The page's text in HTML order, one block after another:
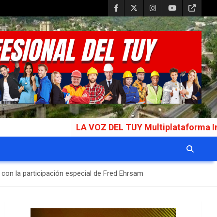
LA VOZ DEL TUY Multiplataforma Informativa
la participación especial de Fred Ehrsam